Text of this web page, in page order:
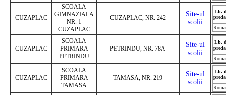
CUZAPLAC
SCOALA
GIMNAZIALA
NR. 1
CUZAPLAC
CUZAPLAC, NR. 242
Site-ul
scolii
Lb.
CUZAPLAC
SCOALA
PRIMARA
PETRINDU
PETRINDU, NR. 78A
Site-ul
scolii
Lb.
CUZAPLAC
SCOALA
PRIMARA
TAMASA
TAMASA, NR. 219
Site-ul
scolii
Lb.